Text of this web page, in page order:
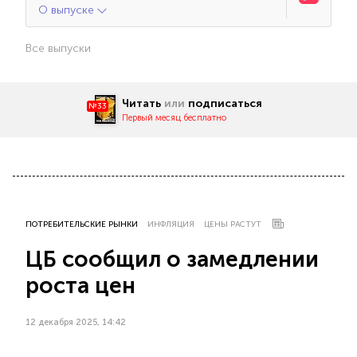
О выпуске
Все выпуски
№33 Читать или подписаться
Первый месяц бесплатно
ПОТРЕБИТЕЛЬСКИЕ РЫНКИ ИНФЛЯЦИЯ ЦЕНЫ РАСТУТ
ЦБ сообщил о замедлении
роста цен
12 декабря 2025, 14:42